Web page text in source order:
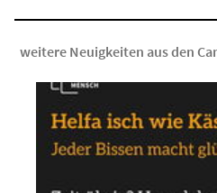
weitere Neuigkeiten aus den